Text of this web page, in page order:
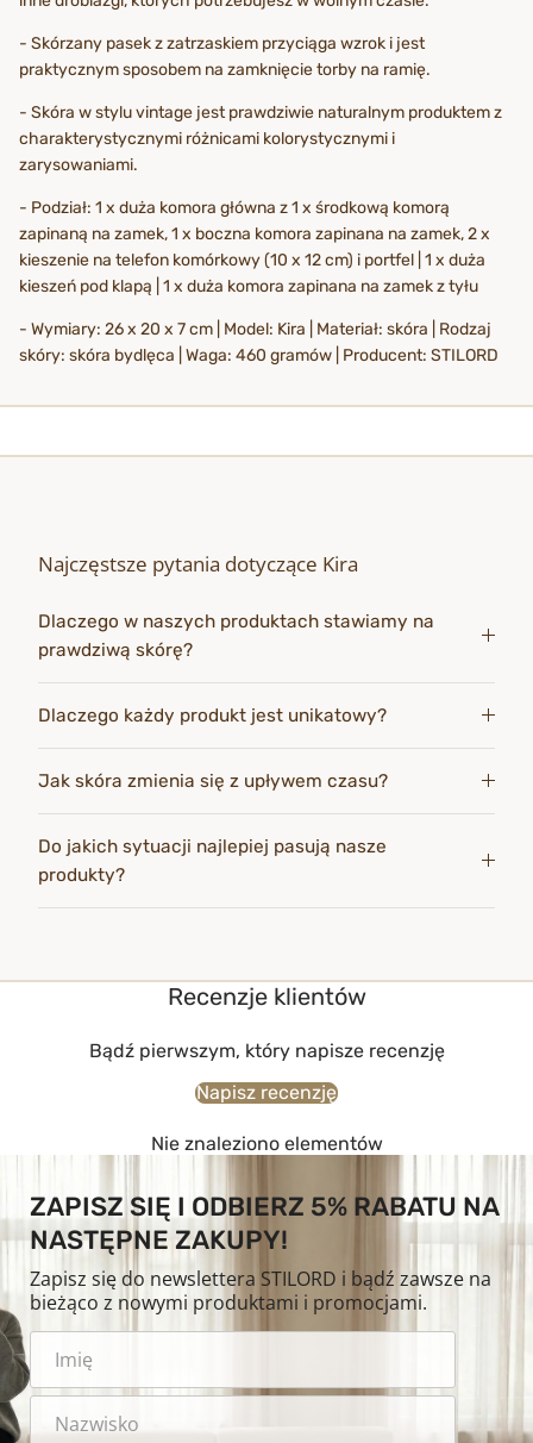
- Skórzany pasek z zatrzaskiem przyciąga wzrok i jest
praktycznym sposobem na zamknięcie torby na ramię.
- Skóra w stylu vintage jest prawdziwie naturalnym produktem z
charakterystycznymi różnicami kolorystycznymi i
zarysowaniami.
- Podział: 1 x duża komora główna z 1 x środkową komorą
zapinaną na zamek, 1 x boczna komora zapinana na zamek, 2 x
kieszenie na telefon komórkowy (10 x 12 cm) i portfel | 1 x duża
kieszeń pod klapą | 1 x duża komora zapinana na zamek z tyłu
- Wymiary: 26 x 20 x 7 cm | Model: Kira | Materiał: skóra | Rodzaj
skóry: skóra bydlęca | Waga: 460 gramów | Producent: STILORD
Najczęstsze pytania dotyczące Kira
Dlaczego w naszych produktach stawiamy na
prawdziwą skórę?
Dlaczego każdy produkt jest unikatowy?
Jak skóra zmienia się z upływem czasu?
Do jakich sytuacji najlepiej pasują nasze
produkty?
Recenzje klientów
Bądź pierwszym, który napisze recenzję
Napisz recenzję
Nie znaleziono elementów
ZAPISZ SIĘ I ODBIERZ 5% RABATU NA
NASTĘPNE ZAKUPY!
Zapisz się do newslettera STILORD i bądź zawsze na
bieżąco z nowymi produktami i promocjami.